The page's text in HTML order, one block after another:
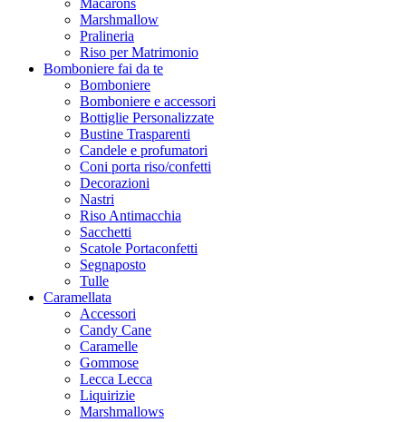
Macarons
Marshmallow
Pralineria
Riso per Matrimonio
Bomboniere fai da te
Bomboniere
Bomboniere e accessori
Bottiglie Personalizzate
Bustine Trasparenti
Candele e profumatori
Coni porta riso/confetti
Decorazioni
Nastri
Riso Antimacchia
Sacchetti
Scatole Portaconfetti
Segnaposto
Tulle
Caramellata
Accessori
Candy Cane
Caramelle
Gommose
Lecca Lecca
Liquirizie
Marshmallows